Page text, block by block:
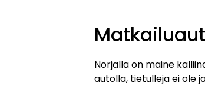
Norjalla on maine
autolla, tietulleja ei ole